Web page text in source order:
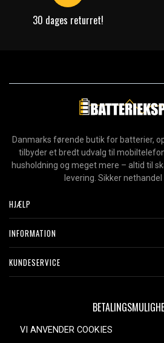
30 dages returret!
Danmarks førende butik for batterier,
tilbyder et bredt udvalg til
husholdning og meget mere – altid til
levering. Sikker
HJÆLP
INFORMATION
KUNDESERVICE
VI ANVENDER COOKIES